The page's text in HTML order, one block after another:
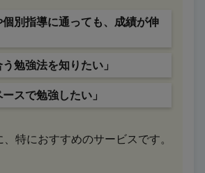
個別指導に通っても、成績が伸
う勉強法を知りたい」
ースで勉強したい」
特におすすめのサービスです。